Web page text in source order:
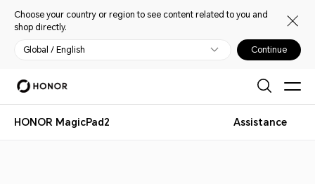
Choose your country or region to see content related to you and
shop directly.
Global / English Continue
HONOR MagicPad2 Assistance